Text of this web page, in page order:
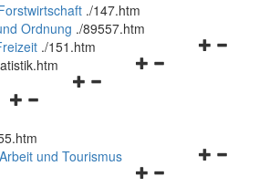
./147.htm
Ordnung ./89557.htm
Navigationsmenü
./151.htm
Navigationsmenü
Navigationsmenü
und
schließen
Navigationsmenü
und Tourismus